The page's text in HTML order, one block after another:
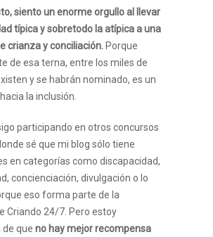
siento un enorme orgullo al llevar
típica y sobretodo la atípica a una
crianza y conciliación. Porque
de esa terna, entre los miles de
y se habrán nominado, es un
la inclusión.
participando en otros concursos
sé que mi blog sólo tiene
en categorías como discapacidad,
concienciación, divulgación o lo
eso forma parte de la
Criando 24/7. Pero estoy
de que no hay mejor recompensa